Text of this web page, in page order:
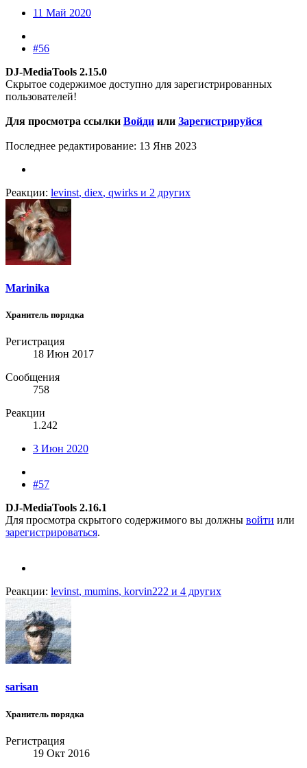
11 Май 2020
#56
DJ-MediaTools 2.15.0
Скрытое содержимое доступно для зарегистрированных
пользователей!
Для просмотра ссылки Войди или Зарегистрируйся
Последнее редактирование: 13 Янв 2023
Реакции: levinst, diex, qwirks и 2 других
Marinika
Хранитель порядка
Регистрация
18 Июн 2017
Сообщения
758
Реакции
1.242
3 Июн 2020
#57
DJ-MediaTools 2.16.1
Для просмотра скрытого содержимого вы должны войти или
зарегистрироваться.
Реакции: levinst, mumins, korvin222 и 4 других
sarisan
Хранитель порядка
Регистрация
19 Окт 2016